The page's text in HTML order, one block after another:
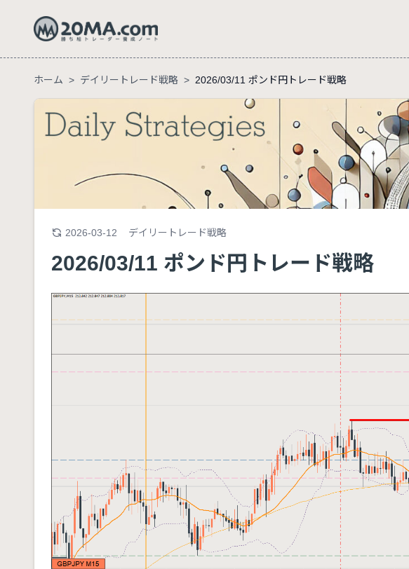
ホーム > デイリートレード戦略 > 2026/03/11 ポンド円トレード戦略
2026-03-12 デイリートレード戦略
2026/03/11 ポンド円トレード戦略